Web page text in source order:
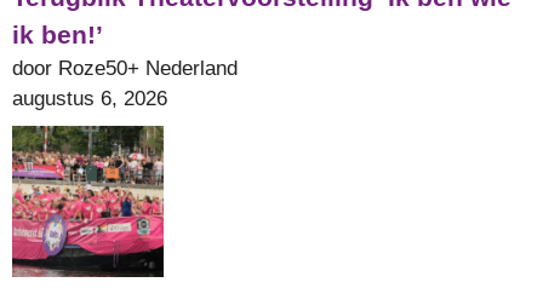
ik ben!’
door Roze50+ Nederland
augustus 6, 2026